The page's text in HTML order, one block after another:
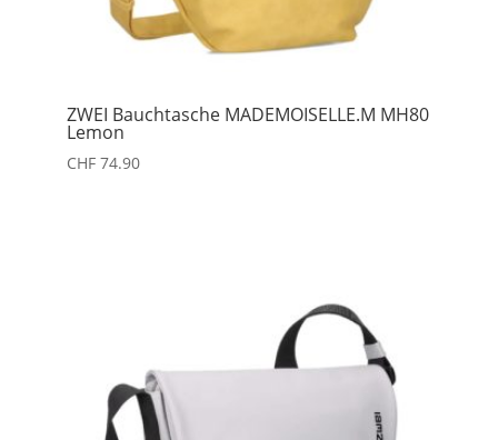
ZWEI Bauchtasche MADEMOISELLE.M MH80
Lemon
CHF74.90